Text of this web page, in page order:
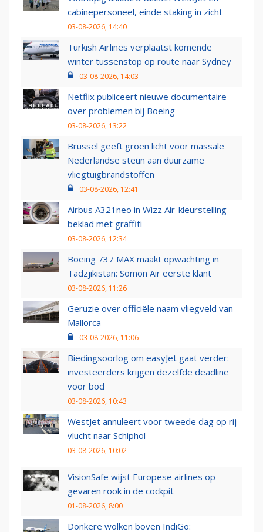
cabinepersoneel, einde staking in zicht
03-08-2026, 14:40
Turkish Airlines verplaatst komende
winter tussenstop op route naar Sydney
03-08-2026, 14:03
Netflix publiceert nieuwe documentaire
over problemen bij Boeing
03-08-2026, 13:22
Brussel geeft groen licht voor massale
Nederlandse steun aan duurzame
vliegtuigbrandstoffen
03-08-2026, 12:41
Airbus A321neo in Wizz Air-kleurstelling
beklad met graffiti
03-08-2026, 12:34
Boeing 737 MAX maakt opwachting in
Tadzjikistan: Somon Air eerste klant
03-08-2026, 11:26
Geruzie over officiële naam vliegveld van
Mallorca
03-08-2026, 11:06
Biedingsoorlog om easyJet gaat verder:
investeerders krijgen dezelfde deadline
voor bod
03-08-2026, 10:43
WestJet annuleert voor tweede dag op rij
vlucht naar Schiphol
03-08-2026, 10:02
VisionSafe wijst Europese airlines op
gevaren rook in de cockpit
01-08-2026, 8:00
Donkere wolken boven IndiGo: